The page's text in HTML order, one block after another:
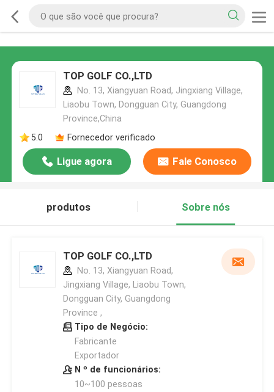
TOP GOLF CO.,LTD
No. 13, Xiangyuan Road, Jingxiang Village,
Liaobu Town, Dongguan City, Guangdong
Province,China
5.0
Fornecedor verificado
Ligue agora Fale Conosco
produtos Sobre nós
TOP GOLF CO.,LTD
No. 13, Xiangyuan Road,
Jingxiang Village, Liaobu Town,
Dongguan City, Guangdong
Province ,
Tipo de Negócio:
Fabricante
Exportador
N º de funcionários:
10~100 pessoas